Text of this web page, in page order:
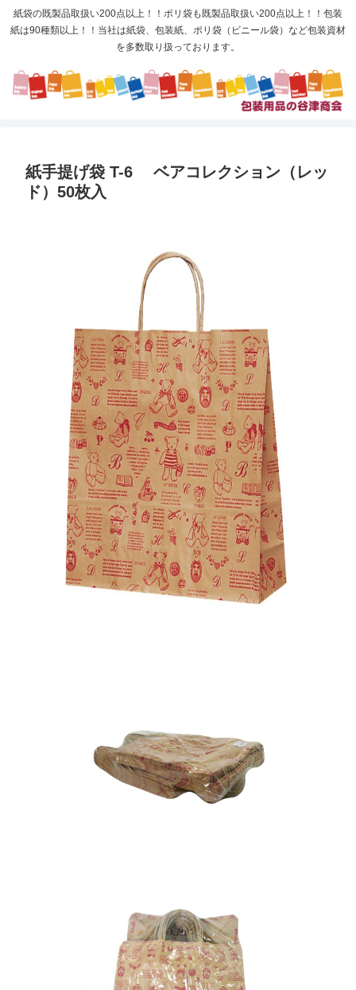
紙袋の既製品取扱い200点以上！！ポリ袋も既製品取扱い200点以上！！包装
紙は90種類以上！！当社は紙袋、包装紙、ポリ袋（ビニール袋）など包装資材
を多数取り扱っております。
紙手提げ袋 T-6 ベアコレクション（レッ
ド）50枚入